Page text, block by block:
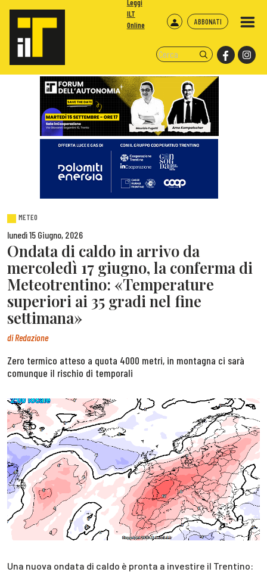
ABBONATI
Leggi
ILT
Online
METEO
lunedì 15 Giugno, 2026
Ondata di caldo in arrivo da
mercoledì 17 giugno, la conferma di
Meteotrentino: «Temperature
superiori ai 35 gradi nel fine
settimana»
diRedazione
Zero termico atteso a quota 4000 metri, in montagna ci sarà
comunque il rischio di temporali
Una nuova ondata di caldo è pronta a investire il Trentino: